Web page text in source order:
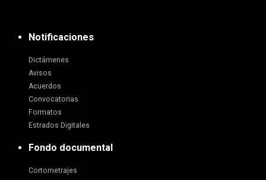
Notificaciones
Dictámenes
Avisos
Acuerdos
Convocatorias
Formatos
Estrados Digitales
Fondo documental
Cortometrajes